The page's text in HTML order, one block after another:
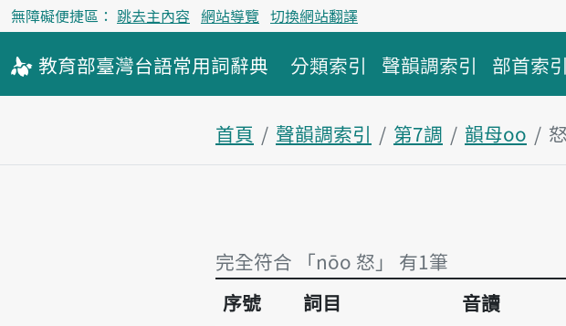
無障礙便捷區： 跳去主內容 網站導覽 切換網站翻譯
教育部臺灣台語常用詞辭典 分類索引 聲韻調索引 部首索引
首頁 聲韻調索引 第7調 韻母oo
完全符合 「nōo 怒」 有1筆
序號 詞目 音讀